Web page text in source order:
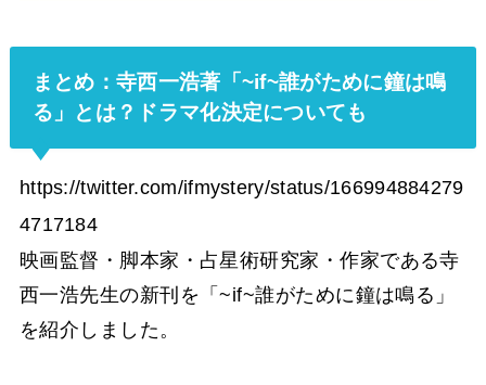
まとめ：寺西一浩著「~if~誰がために鐘は鳴
る」とは？ドラマ化決定についても
https://twitter.com/ifmystery/status/166994884279
4717184
映画監督・脚本家・占星術研究家・作家である寺
西一浩先生の新刊を「~if~誰がために鐘は鳴る」
を紹介しました。